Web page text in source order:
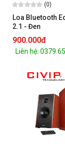
(0)
Loa Bluetooth
2.1 - Đen
900.000đ
Liên hệ: